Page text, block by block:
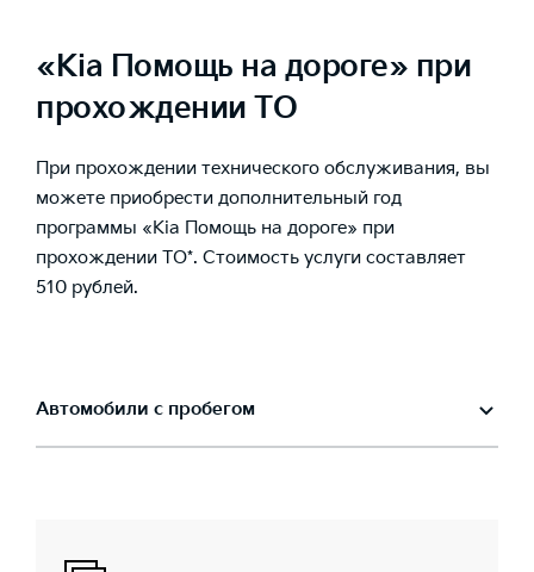
«Kia Помощь на дороге» при
прохождении ТО
При прохождении технического обслуживания, вы
можете приобрести дополнительный год
программы «Kia Помощь на дороге» при
прохождении ТО*. Стоимость услуги составляет
510 рублей.
Автомобили с пробегом